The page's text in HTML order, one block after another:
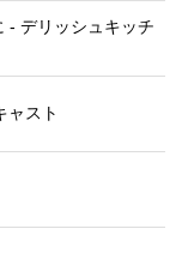
- デリッシュキッチ
ャスト